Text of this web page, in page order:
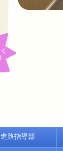
進路指導部